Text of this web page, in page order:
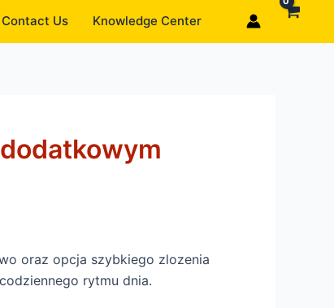
Contact Us Knowledge Center
oraz opcja szybkiego zlozenia
rytmu dnia.